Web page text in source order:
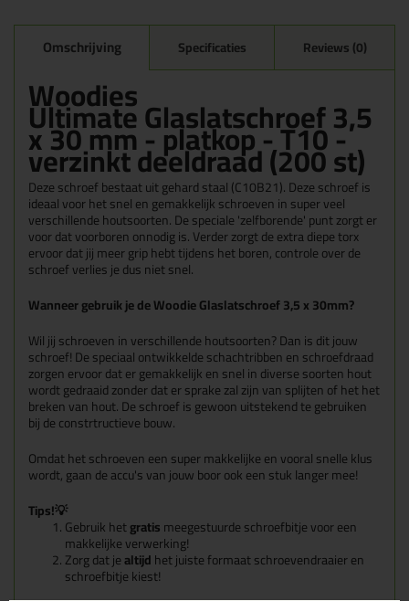
Omschrijving Specificaties Reviews (0)
Woodies
Ultimate Glaslatschroef 3,5
x 30 mm - platkop - T10 -
verzinkt deeldraad (200 st)
Deze schroef bestaat uit gehard staal (C10B21). Deze schroef is
ideaal voor het snel en gemakkelijk schroeven in super veel
verschillende houtsoorten. De speciale 'zelfborende' punt zorgt er
voor dat voorboren onnodig is. Verder zorgt de extra diepe torx
ervoor dat jij meer grip hebt tijdens het boren, controle over de
schroef verlies je dus niet snel.
Wanneer gebruik je de Woodie Glaslatschroef 3,5 x 30mm?
Wil jij schroeven in verschillende houtsoorten? Dan is dit jouw
schroef! De speciaal ontwikkelde schachtribben en schroefdraad
zorgen ervoor dat er gemakkelijk en snel in diverse soorten hout
wordt gedraaid zonder dat er sprake zal zijn van splijten of het het
breken van hout. De schroef is gewoon uitstekend te gebruiken
bij de constrtructieve bouw.
Omdat het schroeven een super makkelijke en vooral snelle klus
wordt, gaan de accu's van jouw boor ook een stuk langer mee!
Tips!💡
Gebruik hetgratismeegestuurde schroefbitje voor een
makkelijke verwerking!
Zorg dat jealtijdhet juiste formaat schroevendraaier en
schroefbitje kiest!